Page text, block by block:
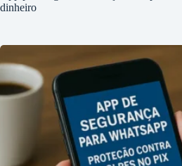
dinheiro